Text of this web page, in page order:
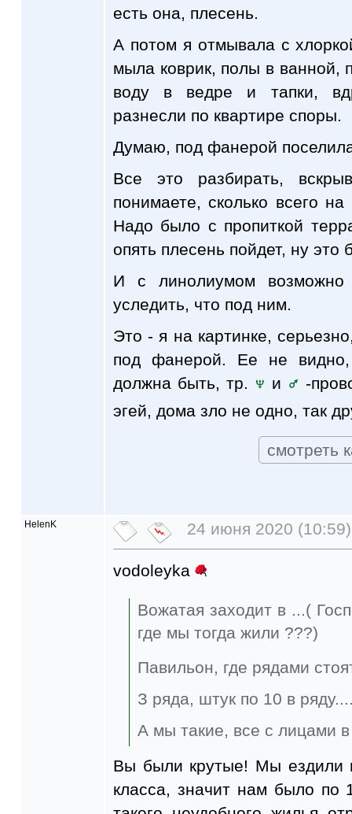
есть она, плесень.
А потом я отмывала с
мыла коврик, полы в ванной,
воду в ведре и тапки,
разнесли по квартире споры.
Думаю, под фанерой
Все это разбирать,
понимаете, сколько всего
Надо было с пропиткой
опять плесень пойдет, ну это
И с линолиумом возможно
уследить, что под ним.
Это - я на картинке,
под фанерой. Ее не
должна быть, тр.
и
-
эгей, дома зло не одно, так
смотреть
HelenK 24 июня 2020 (10:59)
vodoleyka
Вожатая заходит в ...(
где мы тогда жили ???)
Павильон, где рядами
З ряда, штук по 10 в
А мы такие, все с лицами
Вы были крутые! Мы ездили
класса, значит нам было по